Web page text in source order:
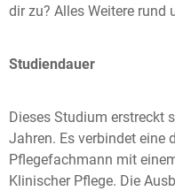
dir zu? Alles Weitere
Studiendauer
Dieses Studium erstreckt
Jahren. Es verbindet eine
Pflegefachmann mit
Klinischer Pflege. Die